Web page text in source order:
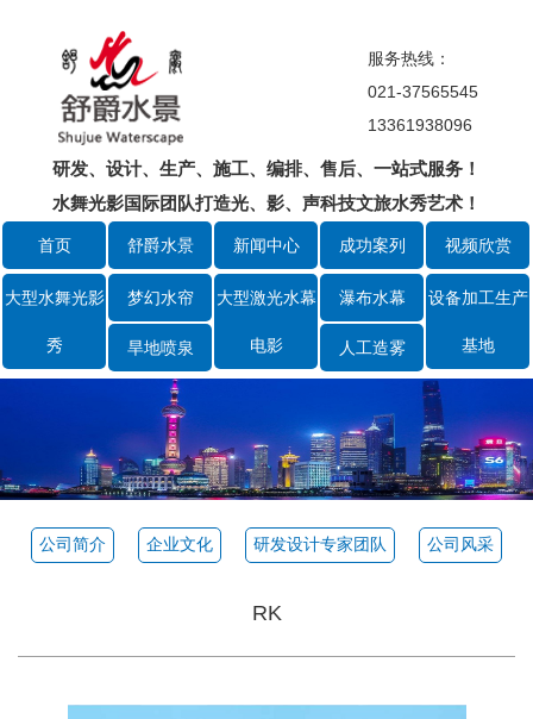
服务热线：
021-37565545
13361938096
研发、设计、生产、施工、编排、售后、一站式服务！
水舞光影国际团队打造光、影、声科技文旅水秀艺术！
首页 舒爵水景 新闻中心 成功案列 视频欣赏
大型水舞光影
秀
梦幻水帘
旱地喷泉
大型激光水幕
电影
瀑布水幕
人工造雾
设备加工生产
基地
公司简介 企业文化 研发设计专家团队 公司风采
RK